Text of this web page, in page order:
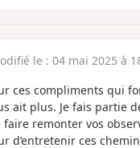
le : 04 mai 2025 à
ces compliments qui
ait plus. Je fais partie
remonter vos
d’entretenir ces